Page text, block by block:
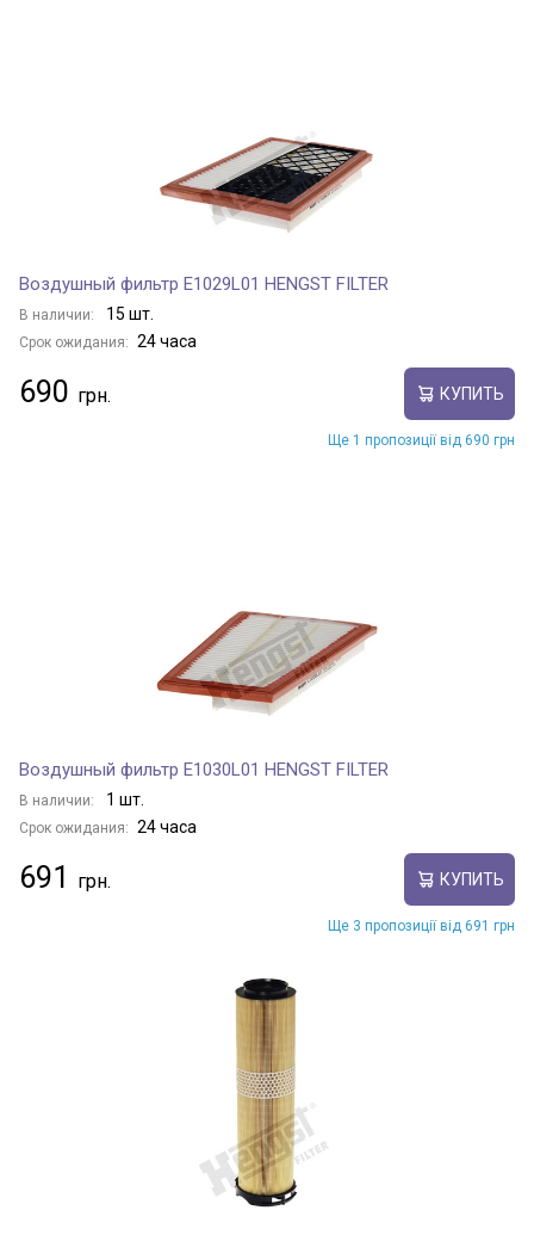
Воздушный фильтр E1029L01 HENGST FILTER
В наличии: 15 шт.
Срок ожидания: 24 часа
690 КУПИТЬ
Ще 1 пропозиції від 690 грн
Воздушный фильтр E1030L01 HENGST FILTER
В наличии: 1 шт.
Срок ожидания: 24 часа
691 КУПИТЬ
Ще 3 пропозиції від 691 грн